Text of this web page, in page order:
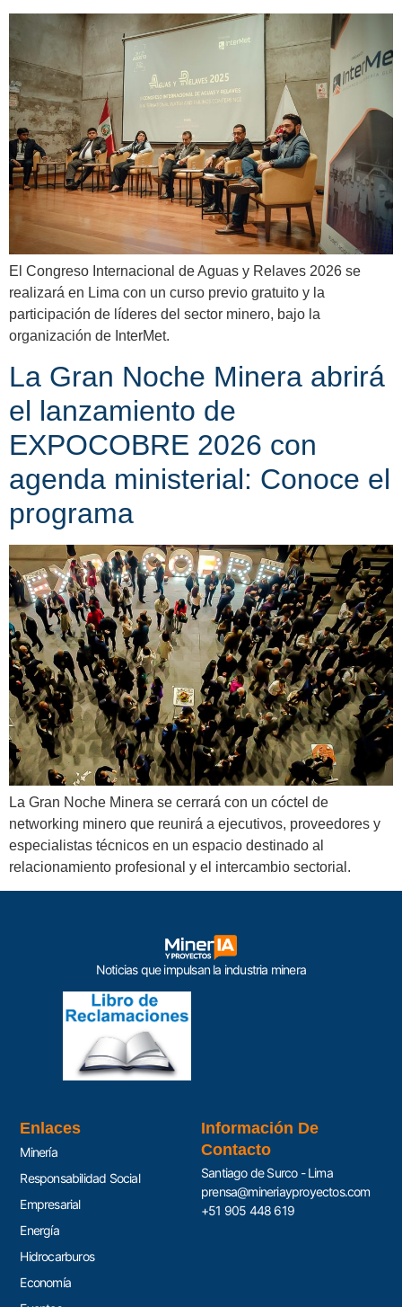
El Congreso Internacional de Aguas y Relaves 2026 se
realizará en Lima con un curso previo gratuito y la
participación de líderes del sector minero, bajo la
organización de InterMet.
La Gran Noche Minera abrirá
el lanzamiento de
EXPOCOBRE 2026 con
agenda ministerial: Conoce el
programa
La Gran Noche Minera se cerrará con un cóctel de
networking minero que reunirá a ejecutivos, proveedores y
especialistas técnicos en un espacio destinado al
relacionamiento profesional y el intercambio sectorial.
Noticias que impulsan la industria minera
Enlaces
Minería
Responsabilidad Social
Empresarial
Energía
Hidrocarburos
Economía
Información De
Contacto
Santiago de Surco - Lima
prensa@mineriayproyectos.com
+51 905 448 619